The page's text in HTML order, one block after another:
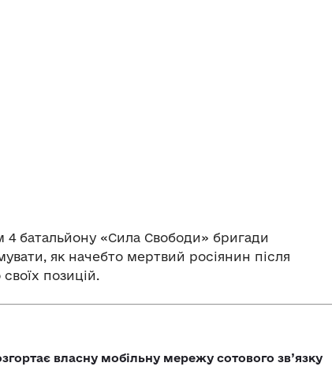
4 батальйону «Сила Свободи» бригади
як начебто мертвий росіянин після
позицій.
власну мобільну мережу сотового зв’язку